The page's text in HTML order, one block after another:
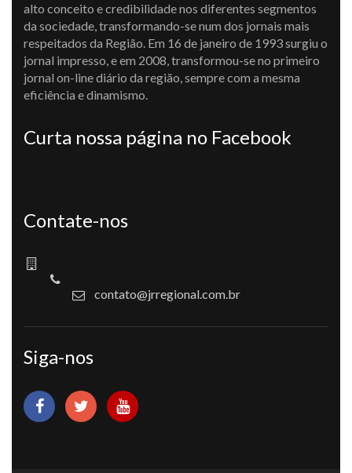
alto conceito e credibilidade nos diferentes segmentos
da sociedade, transformando-se num dos jornais mais
respeitados da Região. Em 16 de janeiro de 1993 surgiu o
jornal impresso, e em 2008, transformou-se no primeiro
jornal on-line diário da região, sempre com a mesma
eficiência e dinamismo.
Curta nossa página no Facebook
Contate-nos
contato@jrregional.com.br
Siga-nos